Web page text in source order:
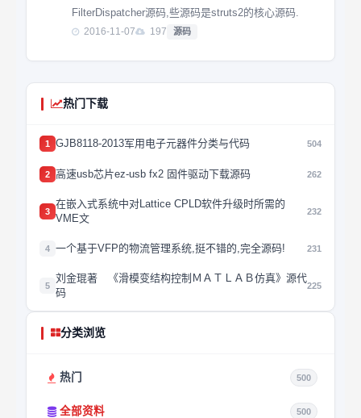
FilterDispatcher源码,些源码是struts2的核心源码.
2016-11-07 197 源码
热门下载
1 GJB8118-2013军用电子元器件分类与代码 504
2 高速usb芯片ez-usb fx2 固件驱动下载源码 262
3
在嵌入式系统中对Lattice CPLD软件升级时所需的
VME文
232
4 一个基于VFP的物流管理系统,挺不错的,完全源码! 231
5
刘金琨著 《滑模变结构控制ＭＡＴＬＡＢ仿真》源代
码
225
分类浏览
热门 500
全部资料 500